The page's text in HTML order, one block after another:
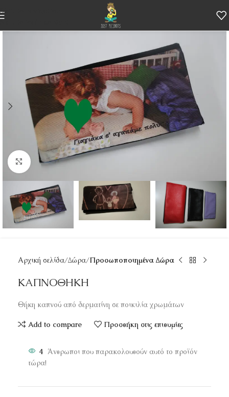
Skip to navigation
Skip to main content
Κάντε κλικ για μεγέθυνση
Αρχική σελίδα Δώρα Προσωποποιημένα Δώρα
ΚΑΠΝΟΘΗΚΗ
Θήκη καπνού από δερματίνη σε ποικιλία χρωμάτων
Add to compare Προσθήκη στις επιθυμίες
4 Άνθρωποι που παρακολουθούν αυτό το προϊόν
τώρα!